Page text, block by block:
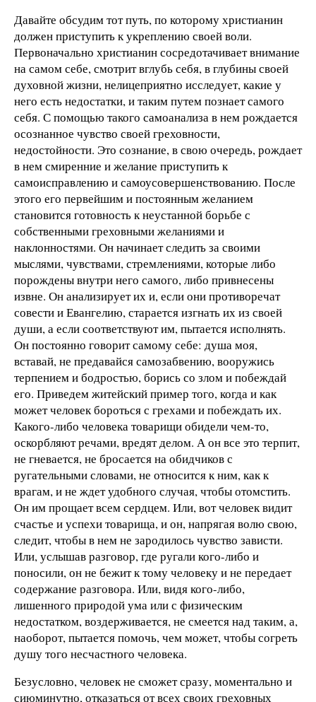
Давайте обсудим тот путь, по которому христианин
должен приступить к укреплению своей воли.
Первоначально христианин сосредотачивает внимание
на самом себе, смотрит вглубь себя, в глубины своей
духовной жизни, нелицеприятно исследует, какие у
него есть недостатки, и таким путем познает самого
себя. С помощью такого самоанализа в нем рождается
осознанное чувство своей греховности,
недостойности. Это сознание, в свою очередь, рождает
в нем смиренние и желание приступить к
самоисправлению и самоусовершенствованию. После
этого его первейшим и постоянным желанием
становится готовность к неустанной борьбе с
собственными греховными желаниями и
наклонностями. Он начинает следить за своими
мыслями, чувствами, стремлениями, которые либо
порождены внутри него самого, либо привнесены
извне. Он анализирует их и, если они противоречат
совести и Евангелию, старается изгнать их из своей
души, а если соответствуют им, пытается исполнять.
Он постоянно говорит самому себе: душа моя,
вставай, не предавайся самозабвению, вооружись
терпением и бодростью, борись со злом и побеждай
его. Приведем житейский пример того, когда и как
может человек бороться с грехами и побеждать их.
Какого-либо человека товарищи обидели чем-то,
оскорбляют речами, вредят делом. А он все это терпит,
не гневается, не бросается на обидчиков с
ругательными словами, не относится к ним, как к
врагам, и не ждет удобного случая, чтобы отомстить.
Он им прощает всем сердцем. Или, вот человек видит
счастье и успехи товарища, и он, напрягая волю свою,
следит, чтобы в нем не зародилось чувство зависти.
Или, услышав разговор, где ругали кого-либо и
поносили, он не бежит к тому человеку и не передает
содержание разговора. Или, видя кого-либо,
лишенного природой ума или с физическим
недостатком, воздерживается, не смеется над таким, а,
наоборот, пытается помочь, чем может, чтобы согреть
душу того несчастного человека.
Безусловно, человек не сможет сразу, моментально и
сиюминутно, отказаться от всех своих греховных